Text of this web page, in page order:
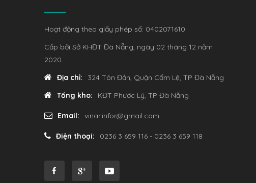
Hoạt động theo giấy phép số: 0402071610.
Cấp bởi Sở KHĐT Đà Nẵng, ngày 02 tháng 12 năm
2020.
Địa chỉ:
324 Tôn Đản, Quận Cẩm Lệ, TP Đà Nẵng
Tổng kho:
KĐT Phước Lý, TP Đà Nẵng
Email: vinar.infor@gmail.com
Điện thoại: 0236 3 659 116 - 0236 3 659 118